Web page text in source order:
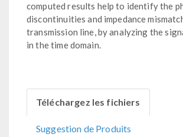
computed results help to identify the
discontinuities and impedance
transmission line, by analyzing the
in the time domain.
Téléchargez les fichiers
Suggestion de Produits